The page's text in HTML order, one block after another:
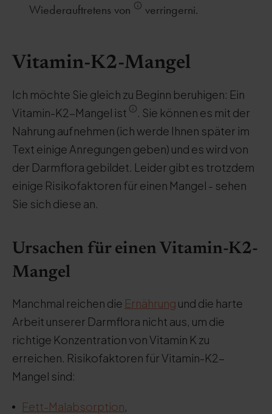
Wiederauftretens von
verringerni.
Vitamin-K2-Mangel
Ich möchte Sie gleich zu Beginn beruhigen: Ein
Vitamin-K2-Mangel ist
. Sie können es mit der
Nahrung aufnehmen (ich werde Ihnen später im
Text einige Anregungen geben) und es wird von
der Darmflora gebildet. Leider gibt es trotzdem
einige Risikofaktoren für einen Mangel - sehen
Sie sich diese an.
Ursachen für einen Vitamin-K2-
Mangel
Manchmal reichen die Ernährung und die harte
Arbeit unserer Darmflora nicht aus, um die
richtige Konzentration von Vitamin K zu
erreichen. Risikofaktoren für Vitamin-K2-
Mangel sind:
Fett-Malabsorption,